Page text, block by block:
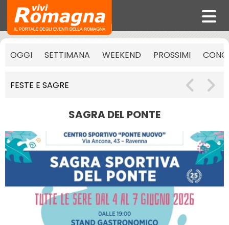
OGGI SETTIMANA WEEKEND PROSSIMI
FESTE E SAGRE
SAGRA DEL PONTE